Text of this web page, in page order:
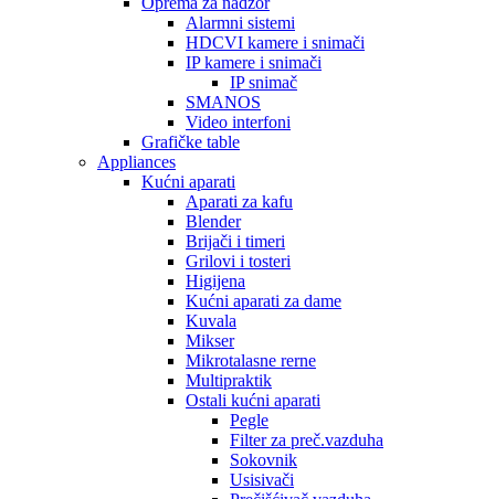
Alarmni sistemi
HDCVI kamere i snimači
IP kamere i snimači
IP snimač
SMANOS
Video interfoni
Grafičke table
Appliances
Kućni aparati
Aparati za kafu
Blender
Brijači i timeri
Grilovi i tosteri
Higijena
Kućni aparati za dame
Kuvala
Mikser
Mikrotalasne rerne
Multipraktik
Ostali kućni aparati
Pegle
Filter za preč.vazduha
Sokovnik
Usisivači